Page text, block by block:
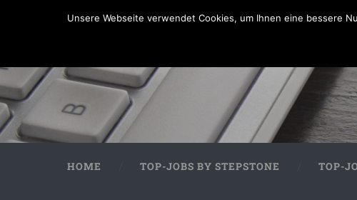
HOME TOP-JOBS BY STEPSTONE TOP-
Unsere Webseite verwendet Cookies, um Ihnen eine bessere